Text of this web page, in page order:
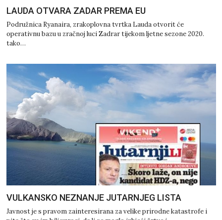
LAUDA OTVARA ZADAR PREMA EU
Podružnica Ryanaira, zrakoplovna tvrtka Lauda otvorit će
operativnu bazu u zračnoj luci Zadrar tijekom ljetne sezone 2020.
tako…
VULKANSKO NEZNANJE JUTARNJEG LISTA
Javnost je s pravom zainteresirana za velike prirodne katastrofe i